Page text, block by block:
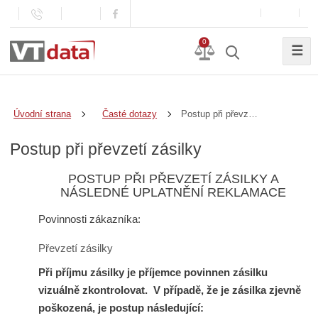
0
☰
Úvodní strana Časté dotazy
Postup při převzetí zásilky
POSTUP PŘI PŘEVZETÍ ZÁSILKY A
NÁSLEDNÉ UPLATNĚNÍ REKLAMACE
Povinnosti zákazníka:
Převzetí zásilky
Při příjmu zásilky je příjemce povinnen zásilku
vizuálně zkontrolovat. V případě, že je zásilka zjevně
poškozená, je postup následující: